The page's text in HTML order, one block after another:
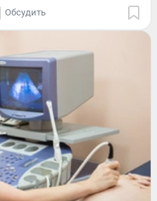
Обсудить